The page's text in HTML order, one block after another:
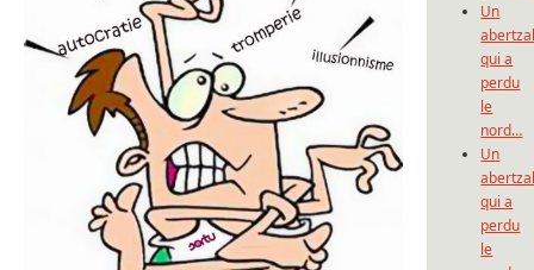
Un
qui a
perdu
le
nord…
Un
qui a
perdu
le